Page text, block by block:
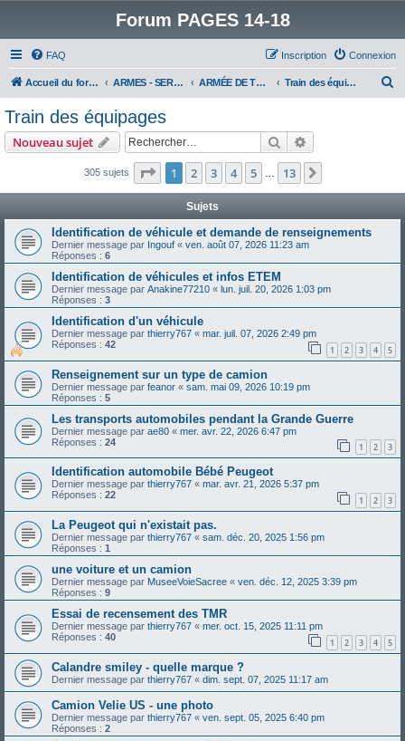
Forum PAGES 14-18
FAQ Connexion
Inscription
Accueil du forum ARMES - SERVICES - UNITES : historiques & discussions ARMÉE DE TERRE Train des équipages
Train des équipages
Nouveau sujet Rechercher
305 sujets Page 1sur13
1 2 3 4 5 13
Sujets
Identification de véhicule et demande de renseignements
Dernier message par Ingouf « ven. août 07, 2026 11:23 am
Réponses : 6
Identification de véhicules et infos ETEM
Dernier message par Anakine77210 « lun. juil. 20, 2026 1:03 pm
Réponses : 3
Identification d'un véhicule
Dernier message par thierry767 « mar. juil. 07, 2026 2:49 pm
Réponses : 42 1 2 3 4 5
Renseignement sur un type de camion
Dernier message par feanor « sam. mai 09, 2026 10:19 pm
Réponses : 5
Les transports automobiles pendant la Grande Guerre
Dernier message par ae80 « mer. avr. 22, 2026 6:47 pm
Réponses : 24 1 2 3
Identification automobile Bébé Peugeot
Dernier message par thierry767 « mar. avr. 21, 2026 5:37 pm
Réponses : 22 1 2 3
La Peugeot qui n'existait pas.
Dernier message par thierry767 « sam. déc. 20, 2025 1:56 pm
Réponses : 1
une voiture et un camion
Dernier message par MuseeVoieSacree « ven. déc. 12, 2025 3:39 pm
Réponses : 9
Essai de recensement des TMR
Dernier message par thierry767 « mer. oct. 15, 2025 11:11 pm
Réponses : 40 1 2 3 4 5
Calandre smiley - quelle marque ?
Dernier message par thierry767 « dim. sept. 07, 2025 11:17 am
Camion Velie US - une photo
Dernier message par thierry767 « ven. sept. 05, 2025 6:40 pm
Réponses : 2